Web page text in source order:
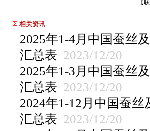
【
相关资讯
2025年1-4月中国蚕丝
汇总表 2023/12/20
2025年1-3月中国蚕丝
汇总表 2023/12/20
2024年1-12月中国蚕
汇总表 2023/12/20